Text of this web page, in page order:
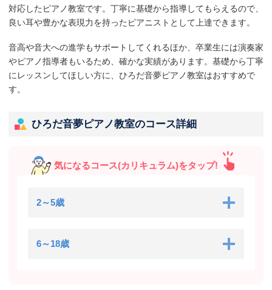
対応したピアノ教室です。丁寧に基礎から指導してもらえるので、
良い耳や豊かな表現力を持ったピアニストとして上達できます。
音高や音大への進学もサポートしてくれるほか、卒業生には演奏家
やピアノ指導者もいるため、確かな実績があります。基礎から丁寧
にレッスンしてほしい方に、ひろだ音夢ピアノ教室はおすすめで
す。
ひろだ音夢ピアノ教室のコース詳細
気になるコース(カリキュラム)をタップ!
2～5歳
6～18歳